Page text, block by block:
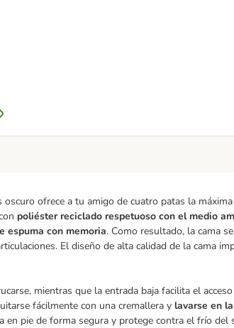
ofrece a tu amigo de cuatro patas la
poliéster reciclado respetuoso con el medio
espuma con memoria. Como resultado, la cama
El diseño de alta calidad de la cama
mientras que la entrada baja facilita el
fácilmente con una cremallera y lavarse en
en pie de forma segura y protege contra el frío del